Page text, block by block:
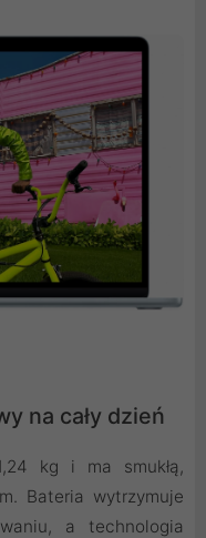
na cały dzień
kg i ma smukłą,
Bateria wytrzymuje
a technologia